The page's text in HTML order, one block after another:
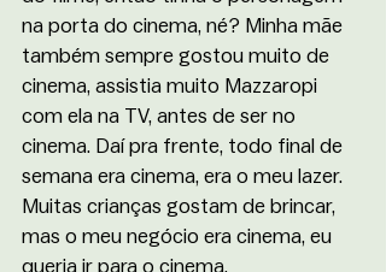
na porta do cinema, né? Minha mãe
também sempre gostou muito de
cinema, assistia muito Mazzaropi
com ela na TV, antes de ser no
cinema. Daí pra frente, todo final de
semana era cinema, era o meu lazer.
Muitas crianças gostam de brincar,
mas o meu negócio era cinema, eu
queria ir para o cinema.